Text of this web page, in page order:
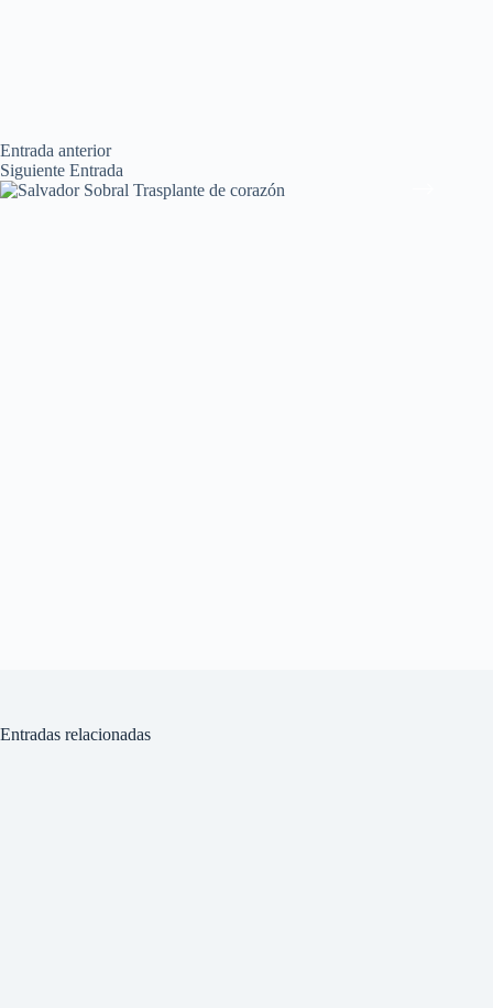
Entrada anterior
Siguiente Entrada
Entradas relacionadas